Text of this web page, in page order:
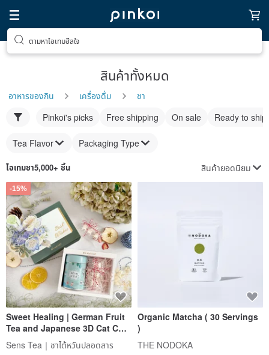
ตามหาไอเทมฮีลใจ
สินค้าทั้งหมด
อาหารของกิน เครื่องดื่ม
ชา
Pinkoi's picks
Free shipping On sale Ready to ship
Tea Flavor Packaging Type
ไอเทมชา5,000+ ชิ้น สินค้ายอดนิยม
-15%
Sweet Healing | German Fruit
Tea and Japanese 3D Cat Cup
Edge Sugar Gift Box
Sens Tea｜ชาไต้หวันปลอดสาร
Organic Matcha ( 30 Servings
)
THE NODOKA